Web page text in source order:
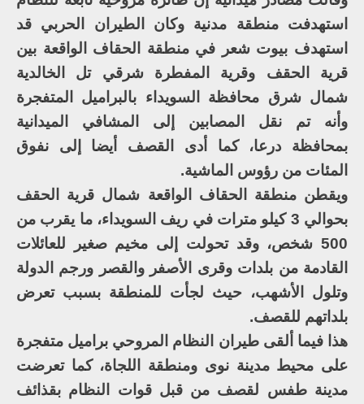
استهدفت منطقة مدنية وكان الطيران الحربي قد
استهدف بيوت شعر في منطقة الحقاف الواقعة بين
قرية الحقف وقرية المفطرة شرقي تل الخالدية
شمال شرق محافظة السويداء بالبراميل المتفجرة
وأنه تم نقل المصابين إلى المشافي الميدانية
بمحافظة درعا، كما أدى القصف أيضا إلى نفوق
المئات من رؤوس الماشية.
ويقطن منطقة الحقاف الواقعة شمال قرية الحقف
بحوالي 3 كيلو مترات في ريف السويداء، ما يقرب من
500 شخص، وقد تحولت إلى مخيم صغير للعائلات
القادمة من بلدات وقرى الأصفر والقصر ورجم الدولة
وتلول الأشهب، حيث لجأت للمنطقة بسبب تعرض
بلداتهم للقصف.
هذا فيما ألقى طيران النظام المروحي براميل متفجرة
على محيط مدينة نوى ومنطقة اللجاة، كما تعرضت
مدينة طفس لقصف من قبل قوات النظام بقذائف